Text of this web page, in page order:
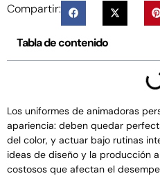
Compartir:
Tabla de contenido
Los uniformes de animadoras
apariencia: deben quedar
del color, y actuar bajo rutinas
ideas de diseño y la producción
costosos que afectan el